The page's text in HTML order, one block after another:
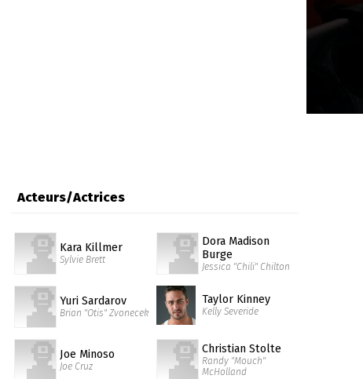
Acteurs/Actrices
Kara Killmer
Sylvie Brett
Dora Madison
Burge
Jessica "Chili" Chilton
Yuri Sardarov
Brian "Otis" Zvonecek
Taylor Kinney
Kelly Severide
Joe Minoso
Joe Cruz
Christian Stolte
Randy "Mouch"
McHolland